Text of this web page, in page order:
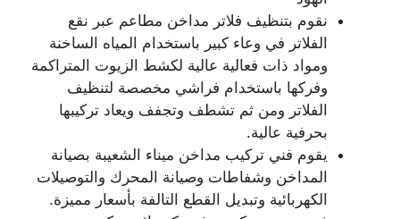
نقوم بتنظيف فلاتر مداخن مطاعم عبر نقع
الفلاتر في وعاء كبير باستخدام المياه الساخنة
ومواد ذات فعالية عالية لكشط الزيوت المتراكمة
وفركها باستخدام فراشي مخصصة لتنظيف
الفلاتر ومن ثم تشطف وتجفف ويعاد تركيبها
بحرفية عالية.
يقوم فني تركيب مداخن ميناء الشعيبة بصيانة
المداخن وشفاطات وصيانة المحرك والتوصيلات
الكهربائية وتبديل القطع التالفة بأسعار مميزة.